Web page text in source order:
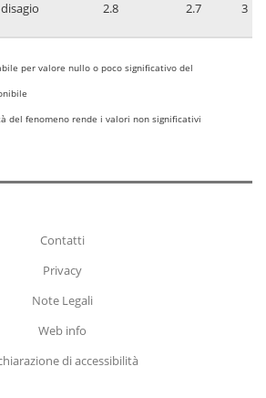
2.8 2.7 3
per valore nullo o poco significativo del
del fenomeno rende i valori non significativi
Contatti
Privacy
Note Legali
Web info
di accessibilità